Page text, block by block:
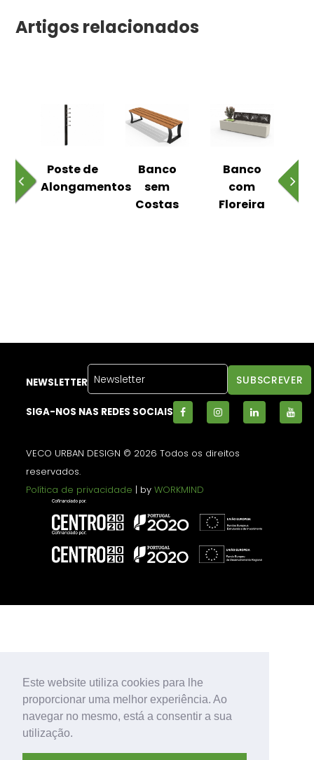
Este website utiliza cookies para lhe
proporcionar uma melhor experiência. Ao
navegar no mesmo, está a consentir a sua
utilização.
Artigos relacionados
Poste de
Alongamentos
Banco
sem
Costas
Banco
com
Floreira
NEWSLETTER
SIGA-NOS NAS REDES SOCIAIS
VECO URBAN DESIGN © 2026 Todos os direitos
reservados.
Política de privacidade | byWORKMIND